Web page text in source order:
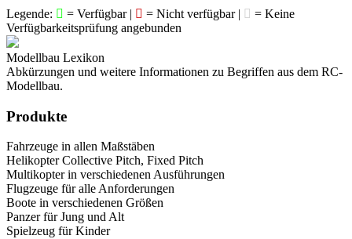
Legende: = Verfügbar | = Nicht verfügbar |
= Keine
Verfügbarkeitsprüfung angebunden
Modellbau Lexikon
Abkürzungen und weitere Informationen zu Begriffen aus dem RC-
Modellbau.
Produkte
Fahrzeuge in allen Maßstäben
Helikopter Collective Pitch, Fixed Pitch
Multikopter in verschiedenen Ausführungen
Flugzeuge für alle Anforderungen
Boote in verschiedenen Größen
Panzer für Jung und Alt
Spielzeug für Kinder